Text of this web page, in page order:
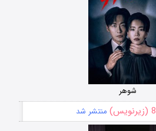
شوهر
8 (زیرنویس) منتشر شد